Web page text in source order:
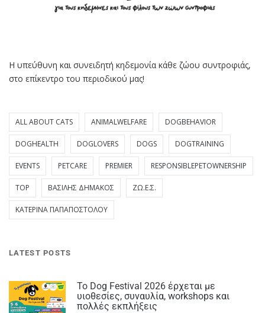
Η υπεύθυνη και συνειδητή κηδεμονία κάθε ζώου συντροφιάς,
στο επίκεντρο του περιοδικού μας!
ALL ABOUT CATS ANIMALWELFARE DOGBEHAVIOR
DOGHEALTH DOGLOVERS DOGS DOGTRAINING
EVENTS PETCARE PREMIER RESPONSIBLEPETOWNERSHIP
TOP ΒΑΣΊΛΗΣ ΔΗΜΆΚΟΣ ΖΩ.Ε.Σ.
ΚΑΤΕΡΊΝΑ ΠΑΠΑΠΟΣΤΌΛΟΥ
LATEST POSTS
Το Dog Festival 2026 έρχεται με
υιοθεσίες, συναυλία, workshops και
πολλές εκπλήξεις